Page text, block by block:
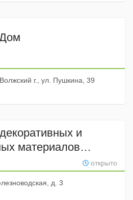
г., ул. Пушкина, 39
и
материалов
открыто
д. 3